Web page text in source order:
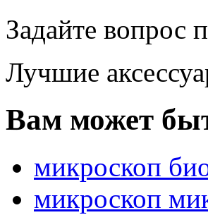
Задайте вопрос
Лучшие
Вам может
микроскоп
микроскоп